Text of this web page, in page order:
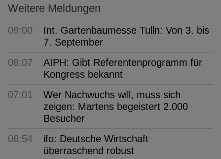
Weitere Meldungen
09:00
Int. Gartenbaumesse Tulln: Von 3. bis
7. September
08:07
AIPH: Gibt Referentenprogramm für
Kongress bekannt
07:01
Wer Nachwuchs will, muss sich
zeigen: Martens begeistert 2.000
Besucher
06:54
ifo: Deutsche Wirtschaft
überraschend robust